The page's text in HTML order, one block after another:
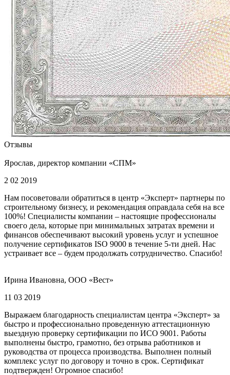
Отзывы
Ярослав, директор компании «СПМ»
2 02 2019
Нам посоветовали обратиться в центр «Эксперт» партнеры по
строительному бизнесу, и рекомендация оправдала себя на все
100%! Специалисты компании – настоящие профессионалы
своего дела, которые при минимальных затратах времени и
финансов обеспечивают высокий уровень услуг и успешное
получение сертификатов ISO 9000 в течение 5-ти дней. Нас
устраивает все – будем продолжать сотрудничество. Спасибо!
Ирина Ивановна, ООО «Вест»
11 03 2019
Выражаем благодарность специалистам центра «Эксперт» за
быстро и профессионально проведенную аттестационную
выездную проверку сертификации по ИСО 9001. Работы
выполнены быстро, грамотно, без отрыва работников и
руководства от процесса производства. Выполнен полный
комплекс услуг по договору и точно в срок. Сертификат
подтвержден! Огромное спасибо!